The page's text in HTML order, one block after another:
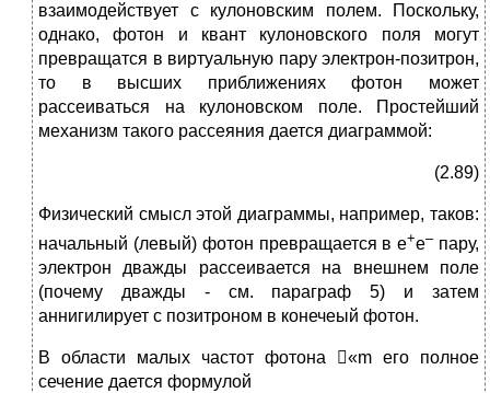
взаимодействует с кулоновским полем. Поскольку,
однако, фотон и квант кулоновского поля могут
превращатся в виртуальную пару электрон-позитрон,
то в высших приближениях фотон может
рассеиваться на кулоновском поле. Простейший
механизм такого рассеяния дается диаграммой:
(2.89)
Физический смысл этой диаграммы, например, таков:
начальный (левый) фотон превращается в e+e–пару,
электрон дважды рассеивается на внешнем поле
(почему дважды - см. параграф 5) и затем
аннигилирует с позитроном в конечеый фотон.
В области малых частот фотона «m его полное
сечение дается формулой